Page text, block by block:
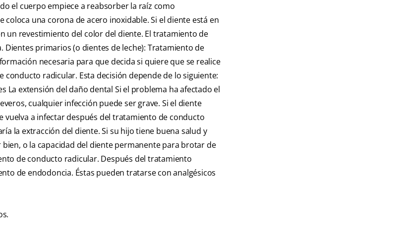
el cuerpo empiece a reabsorber la raíz como
una corona de acero inoxidable. Si el diente está en
un revestimiento del color del diente. El tratamiento de
primarios (o dientes de leche): Tratamiento de
necesaria para que decida si quiere que se realice
radicular. Esta decisión depende de lo siguiente:
La extensión del daño dental Si el problema ha afectado el
cualquier infección puede ser grave. Si el diente
vuelva a infectar después del tratamiento de conducto
la extracción del diente. Si su hijo tiene buena salud y
o la capacidad del diente permanente para brotar de
de conducto radicular. Después del tratamiento
de endodoncia. Éstas pueden tratarse con analgésicos